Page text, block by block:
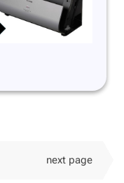
next page